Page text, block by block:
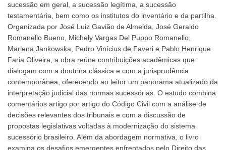
sucessão em geral, a sucessão legítima, a sucessão
testamentária, bem como os institutos do inventário e da partilha.
Organizada por José Luiz Gavião de Almeida, José Geraldo
Romanello Bueno, Michely Vargas Del Puppo Romanello,
Marlena Jankowska, Pedro Vinícius de Faveri e Pablo Henrique
Faria Oliveira, a obra reúne contribuições acadêmicas que
dialogam com a doutrina clássica e com a jurisprudência
contemporânea, oferecendo ao leitor um panorama atualizado da
interpretação judicial das normas sucessórias. O estudo combina
comentários artigo por artigo do Código Civil com a análise de
decisões relevantes dos tribunais e com a discussão de
propostas legislativas voltadas à modernização do sistema
sucessório brasileiro. Além da abordagem normativa, o livro
examina os desafios emergentes enfrentados pelo Direito das